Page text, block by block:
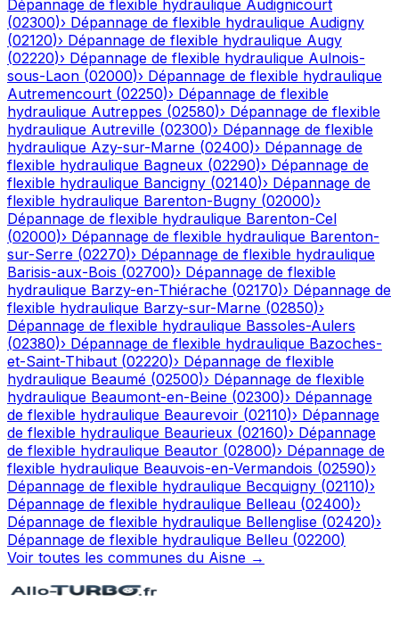
Dépannage de flexible hydraulique Audignicourt
(02300)› Dépannage de flexible hydraulique Audigny
(02120)› Dépannage de flexible hydraulique Augy
(02220)› Dépannage de flexible hydraulique Aulnois-
sous-Laon (02000)› Dépannage de flexible hydraulique
Autremencourt (02250)› Dépannage de flexible
hydraulique Autreppes (02580)› Dépannage de flexible
hydraulique Autreville (02300)› Dépannage de flexible
hydraulique Azy-sur-Marne (02400)› Dépannage de
flexible hydraulique Bagneux (02290)› Dépannage de
flexible hydraulique Bancigny (02140)› Dépannage de
flexible hydraulique Barenton-Bugny (02000)›
Dépannage de flexible hydraulique Barenton-Cel
(02000)› Dépannage de flexible hydraulique Barenton-
sur-Serre (02270)› Dépannage de flexible hydraulique
Barisis-aux-Bois (02700)› Dépannage de flexible
hydraulique Barzy-en-Thiérache (02170)› Dépannage de
flexible hydraulique Barzy-sur-Marne (02850)›
Dépannage de flexible hydraulique Bassoles-Aulers
(02380)› Dépannage de flexible hydraulique Bazoches-
et-Saint-Thibaut (02220)› Dépannage de flexible
hydraulique Beaumé (02500)› Dépannage de flexible
hydraulique Beaumont-en-Beine (02300)› Dépannage
de flexible hydraulique Beaurevoir (02110)› Dépannage
de flexible hydraulique Beaurieux (02160)› Dépannage
de flexible hydraulique Beautor (02800)› Dépannage de
flexible hydraulique Beauvois-en-Vermandois (02590)›
Dépannage de flexible hydraulique Becquigny (02110)›
Dépannage de flexible hydraulique Belleau (02400)›
Dépannage de flexible hydraulique Bellenglise (02420)›
Dépannage de flexible hydraulique Belleu (02200)
Voir toutes les communes du Aisne →